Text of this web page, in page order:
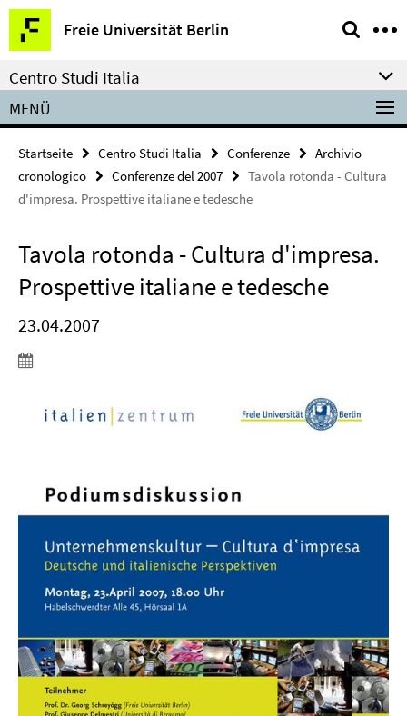
Springe
direkt
zu
Inhalt
Freie Universität Berlin
Service-
Navigation
Centro Studi Italia
MENÜ
Startseite Centro Studi Italia Conferenze
Archivio
cronologico
Conferenze del 2007
Tavola rotonda - Cultura
d'impresa. Prospettive italiane e tedesche
Tavola rotonda - Cultura d'impresa.
Prospettive italiane e tedesche
23.04.2007